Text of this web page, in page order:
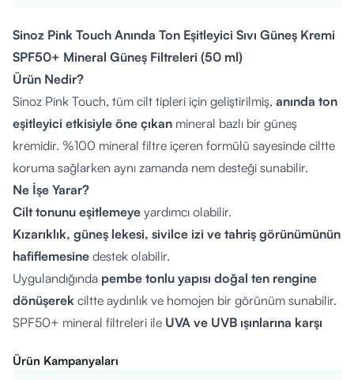
Sinoz Pink Touch Anında Ton Eşitleyici Sıvı Güneş Kremi
SPF50+ Mineral Güneş Filtreleri (50 ml)
Ürün Nedir?
Sinoz Pink Touch, tüm cilt tipleri için geliştirilmiş, anında ton
eşitleyici etkisiyle öne çıkan mineral bazlı bir güneş
kremidir. %100 mineral filtre içeren formülü sayesinde ciltte
koruma sağlarken aynı zamanda nem desteği sunabilir.
Ne İşe Yarar?
Cilt tonunu eşitlemeye yardımcı olabilir.
Kızarıklık, güneş lekesi, sivilce izi ve tahriş görünümünün
hafiflemesine destek olabilir.
Uygulandığında pembe tonlu yapısı doğal ten rengine
dönüşerek ciltte aydınlık ve homojen bir görünüm sunabilir.
SPF50+ mineral filtreleri ile UVA ve UVB ışınlarına karşı
Cilde ek olaraknemlendirici bir bakım
Ürün Kampanyaları